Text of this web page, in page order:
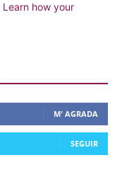
Learn how your
M' AGRADA
SEGUIR